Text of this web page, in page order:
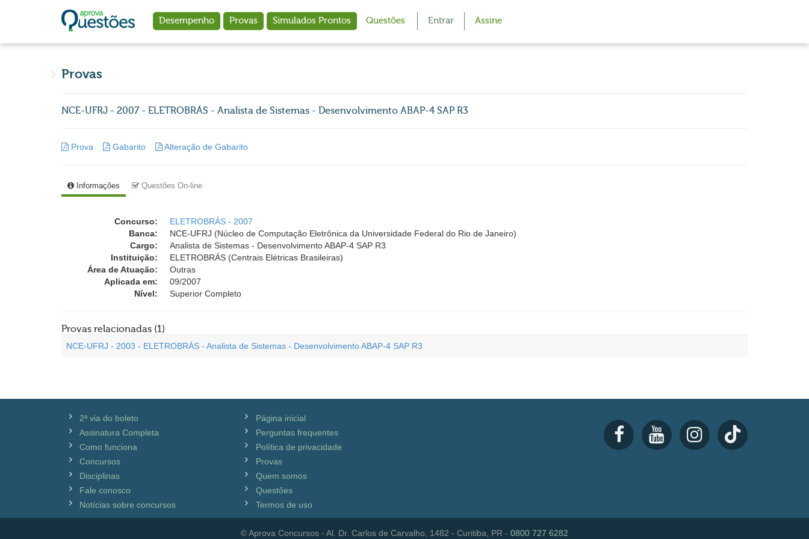
Desempenho Provas Simulados Prontos Questões Entrar Assine
Provas
NCE-UFRJ - 2007 - ELETROBRÁS - Analista de Sistemas - Desenvolvimento ABAP-4 SAP R3
Prova Gabarito Alteração de Gabarito
Informações Questões On-line
Concurso:
ELETROBRÁS - 2007
Banca:
NCE-UFRJ (Núcleo de Computação Eletrônica da Universidade Federal do Rio de Janeiro)
Cargo:
Analista de Sistemas - Desenvolvimento ABAP-4 SAP R3
Instituição:
ELETROBRÁS (Centrais Elétricas Brasileiras)
Área de Atuação:
Outras
Aplicada em:
09/2007
Nível:
Superior Completo
Provas relacionadas (1)
NCE-UFRJ - 2003 - ELETROBRÁS - Analista de Sistemas - Desenvolvimento ABAP-4 SAP R3
2ª via do boleto
Assinatura Completa
Como funciona
Concursos
Disciplinas
Fale conosco
Notícias sobre concursos
Página inicial
Perguntas frequentes
Política de privacidade
Provas
Quem somos
Questões
Termos de uso
© Aprova Concursos - Al. Dr. Carlos de Carvalho, 1482 - Curitiba, PR - 0800 727 6282